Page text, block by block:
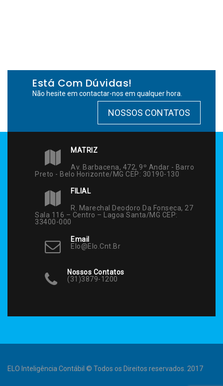
Está Com Dúvidas!
Não hesite em contactar-nos em qualquer hora.
NOSSOS CONTATOS
MATRIZ
Av. Barbacena, 472, 9º Andar - Barro
Preto - Belo Horizonte/MG CEP: 30190-130
FILIAL
R. Marechal Deodoro Da Fonseca, 27
Sala 116 – Centro – Lagoa Santa/MG CEP:
33400-000
Email
Elo@elo.cnt.br
Nossos Contatos
(31)3879-1200
ELO Inteligência Contábil © Todos os Direitos reservados. 2017